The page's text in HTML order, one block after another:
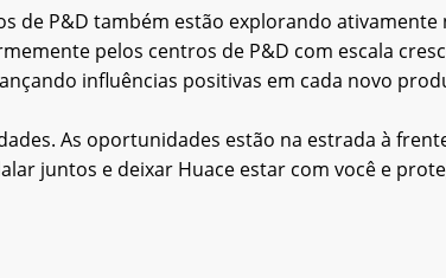
P&D também estão explorando ativamente
pelos centros de P&D com escala
influências positivas em cada novo
As oportunidades estão na estrada à
juntos e deixar Huace estar com você e